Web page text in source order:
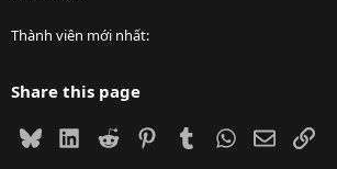
Thành viên mới nhất
Share this page
BlueskyLinkedIn
Reddit PinterestTumblrWhatsApp
EmailLink